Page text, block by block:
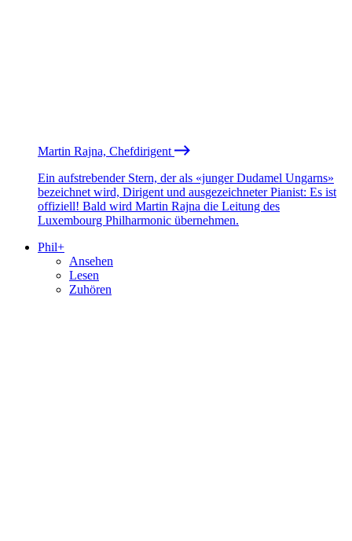
Martin Rajna, Chefdirigent
Ein aufstrebender Stern, der als «junger Dudamel Ungarns»
bezeichnet wird, Dirigent und ausgezeichneter Pianist: Es ist
offiziell! Bald wird Martin Rajna die Leitung des
Luxembourg Philharmonic übernehmen.
Phil+
Ansehen
Lesen
Zuhören